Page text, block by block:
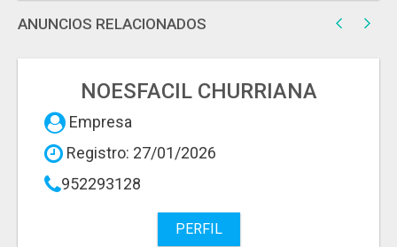
ANUNCIOS RELACIONADOS
NOESFACIL CHURRIANA
Empresa
Registro: 27/01/2026
952293128
PERFIL